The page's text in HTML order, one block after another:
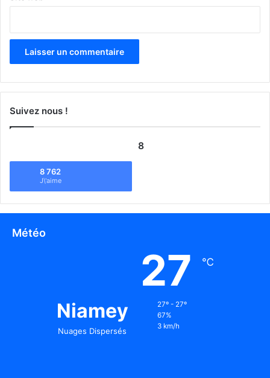
Suivez nous !
8
8 762
J\'aime
Météo
Niamey
Nuages Dispersés
27 ℃
27º - 27º
67%
3 km/h